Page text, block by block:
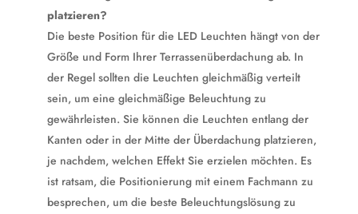
platzieren?
Die beste Position für die LED Leuchten hängt von der
Größe und Form Ihrer Terrassenüberdachung ab. In
der Regel sollten die Leuchten gleichmäßig verteilt
sein, um eine gleichmäßige Beleuchtung zu
gewährleisten. Sie können die Leuchten entlang der
Kanten oder in der Mitte der Überdachung platzieren,
je nachdem, welchen Effekt Sie erzielen möchten. Es
ist ratsam, die Positionierung mit einem Fachmann zu
besprechen, um die beste Beleuchtungslösung zu